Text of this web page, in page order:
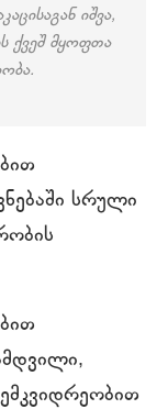
იშვა,
ქვეშ მყოფთა
სრული